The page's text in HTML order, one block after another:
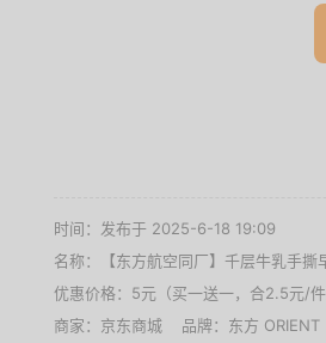
时间：发布于 2025-6-18 19:09
名称：
【东方航空同厂】千层牛乳手
优惠价格： 5元（买一送一，合2.5元/件
商家： 京东商城 品牌： 东方 ORIENT